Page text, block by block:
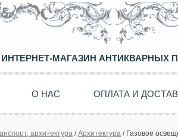
ИНТЕРНЕТ-МАГАЗИН АНТИКВАРНЫХ
О НАС ОПЛАТА И
архитектура /Архитектура / Газовое